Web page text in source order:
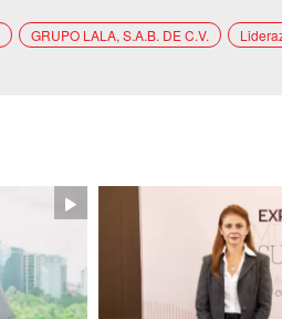
GRUPO LALA, S.A.B. DE C.V.